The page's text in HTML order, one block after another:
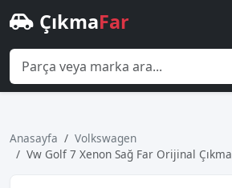
ÇıkmaFar
Anasayfa
Volkswagen
Vw Golf 7 Xenon Sağ Far Orijinal Çıkma